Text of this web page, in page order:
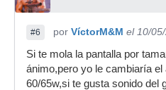
#6 por VíctorM&M el 10/
Si te mola la pantalla por
ánimo,pero yo le cambiaría
60/65w,si te gusta sonido del